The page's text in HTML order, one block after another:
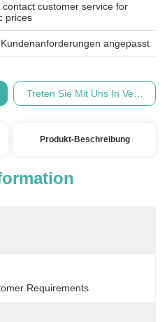
contact customer service for
prices
angepasst
Treten Sie Mit Uns In
Produkt-Beschreibung
Requirements